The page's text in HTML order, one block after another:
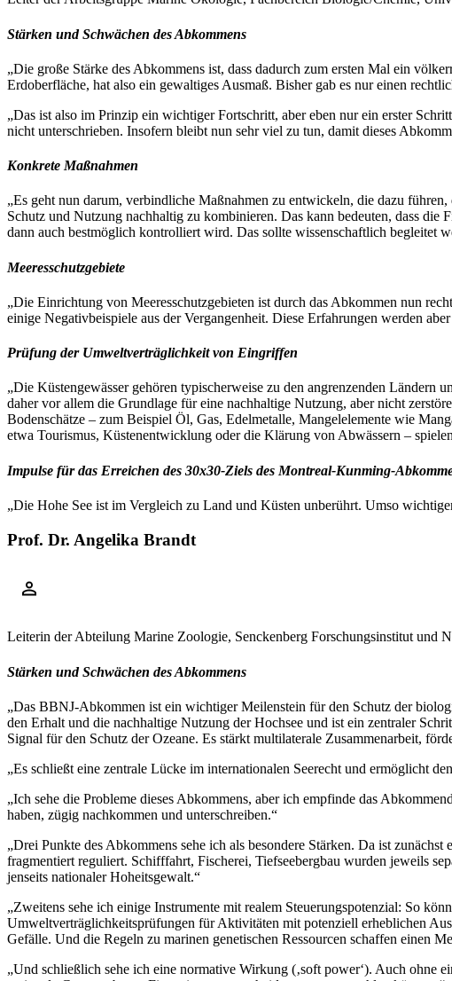
Stärken und Schwächen des Abkommens
„Die große Stärke des Abkommens ist, dass dadurch zum ersten Mal ein
Erdoberfläche, hat also ein gewaltiges Ausmaß. Bisher gab es nur einen
„Das ist also im Prinzip ein wichtiger Fortschritt, aber eben nur ein erster
nicht unterschrieben. Insofern bleibt nun sehr viel zu tun, damit dieses
Konkrete Maßnahmen
„Es geht nun darum, verbindliche Maßnahmen zu entwickeln, die dazu
Schutz und Nutzung nachhaltig zu kombinieren. Das kann bedeuten, dass die
dann auch bestmöglich kontrolliert wird. Das sollte wissenschaftlich begleitet
Meeresschutzgebiete
„Die Einrichtung von Meeresschutzgebieten ist durch das Abkommen nun
einige Negativbeispiele aus der Vergangenheit. Diese Erfahrungen werden
Prüfung der Umweltverträglichkeit von Eingriffen
„Die Küstengewässer gehören typischerweise zu den angrenzenden Ländern
daher vor allem die Grundlage für eine nachhaltige Nutzung, aber nicht
Bodenschätze – zum Beispiel Öl, Gas, Edelmetalle, Mangelelemente wie
etwa Tourismus, Küstenentwicklung oder die Klärung von Abwässern –
Impulse für das Erreichen des 30x30-Ziels des Montreal-Kunming-
„Die Hohe See ist im Vergleich zu Land und Küsten unberührt. Umso
Prof. Dr. Angelika Brandt
Leiterin der Abteilung Marine Zoologie, Senckenberg Forschungsinstitut und
Stärken und Schwächen des Abkommens
„Das BBNJ-Abkommen ist ein wichtiger Meilenstein für den Schutz der
den Erhalt und die nachhaltige Nutzung der Hochsee und ist ein zentraler
Signal für den Schutz der Ozeane. Es stärkt multilaterale Zusammenarbeit,
„Es schließt eine zentrale Lücke im internationalen Seerecht und ermöglicht
„Ich sehe die Probleme dieses Abkommens, aber ich empfinde das
haben, zügig nachkommen und unterschreiben.“
„Drei Punkte des Abkommens sehe ich als besondere Stärken. Da ist
fragmentiert reguliert. Schifffahrt, Fischerei, Tiefseebergbau wurden jeweils
jenseits nationaler Hoheitsgewalt.“
„Zweitens sehe ich einige Instrumente mit realem Steuerungspotenzial: So
Umweltverträglichkeitsprüfungen für Aktivitäten mit potenziell erheblichen
Gefälle. Und die Regeln zu marinen genetischen Ressourcen schaffen einen
„Und schließlich sehe ich eine normative Wirkung (‚soft power‘). Auch ohne